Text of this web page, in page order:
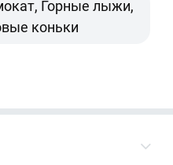
Горные лыжи,
коньки